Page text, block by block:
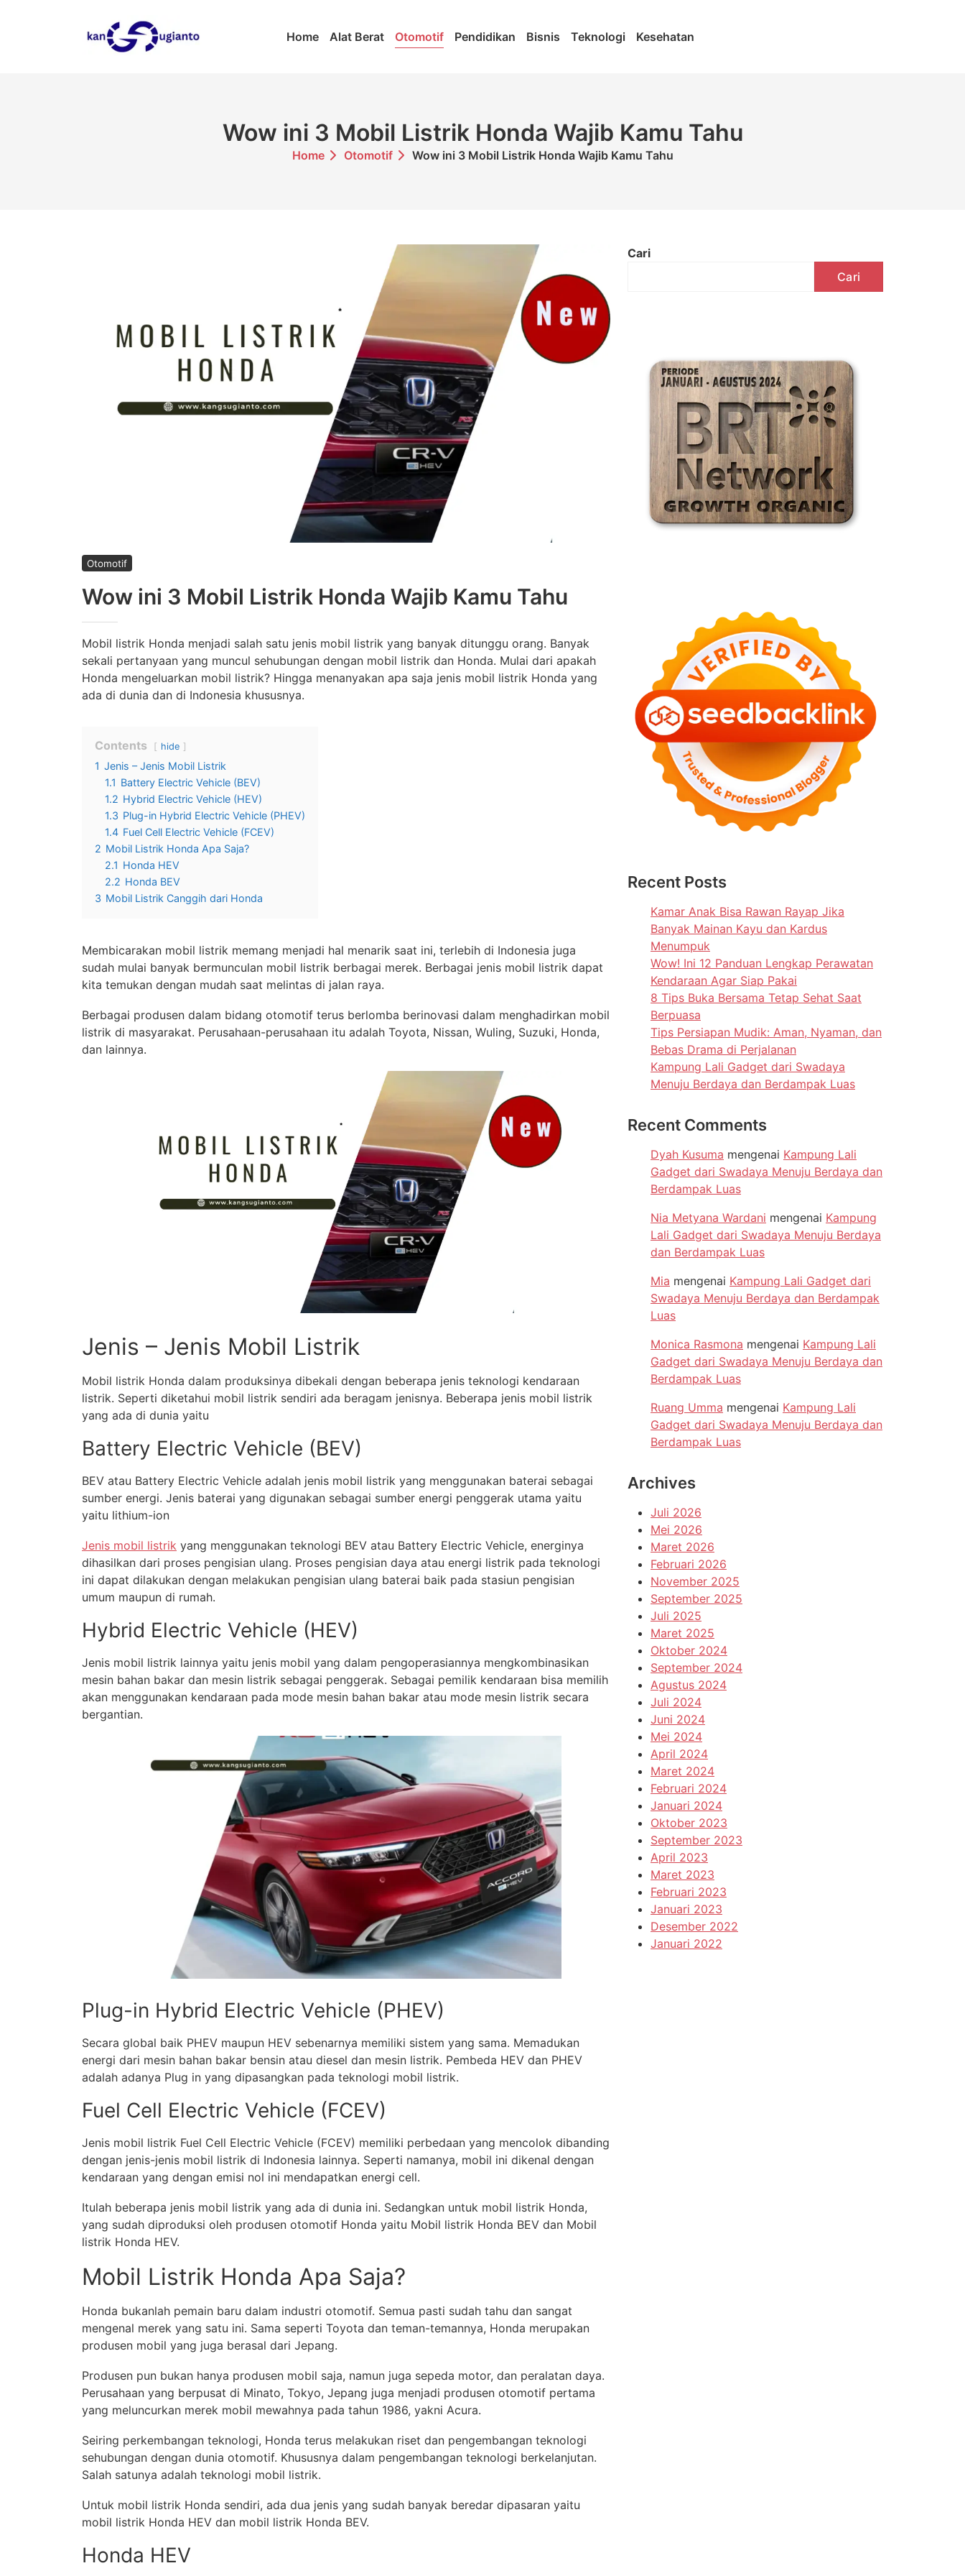
Home Alat Berat Otomotif Pendidikan Bisnis Teknologi Kesehatan
Wow ini 3 Mobil Listrik Honda Wajib Kamu Tahu
Home Otomotif Wow ini 3 Mobil Listrik Honda Wajib Kamu Tahu
Otomotif
Wow ini 3 Mobil Listrik Honda Wajib Kamu Tahu
Mobil listrik Honda menjadi salah satu jenis mobil listrik yang banyak ditunggu orang. Banyak
sekali pertanyaan yang muncul sehubungan dengan mobil listrik dan Honda. Mulai dari apakah
Honda mengeluarkan mobil listrik? Hingga menanyakan apa saja jenis mobil listrik Honda yang
ada di dunia dan di Indonesia khususnya.
Contents hide
1 Jenis – Jenis Mobil Listrik
1.1 Battery Electric Vehicle (BEV)
1.2 Hybrid Electric Vehicle (HEV)
1.3 Plug-in Hybrid Electric Vehicle (PHEV)
1.4 Fuel Cell Electric Vehicle (FCEV)
2 Mobil Listrik Honda Apa Saja?
2.1 Honda HEV
2.2 Honda BEV
3 Mobil Listrik Canggih dari Honda
Membicarakan mobil listrik memang menjadi hal menarik saat ini, terlebih di Indonesia juga
sudah mulai banyak bermunculan mobil listrik berbagai merek. Berbagai jenis mobil listrik dapat
kita temukan dengan mudah saat melintas di jalan raya.
Berbagai produsen dalam bidang otomotif terus berlomba berinovasi dalam menghadirkan mobil
listrik di masyarakat. Perusahaan-perusahaan itu adalah Toyota, Nissan, Wuling, Suzuki, Honda,
dan lainnya.
Jenis – Jenis Mobil Listrik
Mobil listrik Honda dalam produksinya dibekali dengan beberapa jenis teknologi kendaraan
listrik. Seperti diketahui mobil listrik sendiri ada beragam jenisnya. Beberapa jenis mobil listrik
yang ada di dunia yaitu
Battery Electric Vehicle (BEV)
BEV atau Battery Electric Vehicle adalah jenis mobil listrik yang menggunakan baterai sebagai
sumber energi. Jenis baterai yang digunakan sebagai sumber energi penggerak utama yaitu
yaitu lithium-ion
Jenis mobil listrik yang menggunakan teknologi BEV atau Battery Electric Vehicle, energinya
dihasilkan dari proses pengisian ulang. Proses pengisian daya atau energi listrik pada teknologi
ini dapat dilakukan dengan melakukan pengisian ulang baterai baik pada stasiun pengisian
umum maupun di rumah.
Hybrid Electric Vehicle (HEV)
Jenis mobil listrik lainnya yaitu jenis mobil yang dalam pengoperasiannya mengkombinasikan
mesin bahan bakar dan mesin listrik sebagai penggerak. Sebagai pemilik kendaraan bisa memilih
akan menggunakan kendaraan pada mode mesin bahan bakar atau mode mesin listrik secara
bergantian.
Plug-in Hybrid Electric Vehicle (PHEV)
Secara global baik PHEV maupun HEV sebenarnya memiliki sistem yang sama. Memadukan
energi dari mesin bahan bakar bensin atau diesel dan mesin listrik. Pembeda HEV dan PHEV
adalah adanya Plug in yang dipasangkan pada teknologi mobil listrik.
Fuel Cell Electric Vehicle (FCEV)
Jenis mobil listrik Fuel Cell Electric Vehicle (FCEV) memiliki perbedaan yang mencolok dibanding
dengan jenis-jenis mobil listrik di Indonesia lainnya. Seperti namanya, mobil ini dikenal dengan
kendaraan yang dengan emisi nol ini mendapatkan energi cell.
Itulah beberapa jenis mobil listrik yang ada di dunia ini. Sedangkan untuk mobil listrik Honda,
yang sudah diproduksi oleh produsen otomotif Honda yaitu Mobil listrik Honda BEV dan Mobil
listrik Honda HEV.
Mobil Listrik Honda Apa Saja?
Honda bukanlah pemain baru dalam industri otomotif. Semua pasti sudah tahu dan sangat
mengenal merek yang satu ini. Sama seperti Toyota dan teman-temannya, Honda merupakan
produsen mobil yang juga berasal dari Jepang.
Produsen pun bukan hanya produsen mobil saja, namun juga sepeda motor, dan peralatan daya.
Perusahaan yang berpusat di Minato, Tokyo, Jepang juga menjadi produsen otomotif pertama
yang meluncurkan merek mobil mewahnya pada tahun 1986, yakni Acura.
Seiring perkembangan teknologi, Honda terus melakukan riset dan pengembangan teknologi
sehubungan dengan dunia otomotif. Khususnya dalam pengembangan teknologi berkelanjutan.
Salah satunya adalah teknologi mobil listrik.
Untuk mobil listrik Honda sendiri, ada dua jenis yang sudah banyak beredar dipasaran yaitu
mobil listrik Honda HEV dan mobil listrik Honda BEV.
Honda HEV
Cari
Cari
Recent Posts
Kamar Anak Bisa Rawan Rayap Jika
Banyak Mainan Kayu dan Kardus
Menumpuk
Wow! Ini 12 Panduan Lengkap Perawatan
Kendaraan Agar Siap Pakai
8 Tips Buka Bersama Tetap Sehat Saat
Berpuasa
Tips Persiapan Mudik: Aman, Nyaman, dan
Bebas Drama di Perjalanan
Kampung Lali Gadget dari Swadaya
Menuju Berdaya dan Berdampak Luas
Recent Comments
Dyah Kusuma mengenai Kampung Lali
Gadget dari Swadaya Menuju Berdaya dan
Berdampak Luas
Nia Metyana Wardani mengenai Kampung
Lali Gadget dari Swadaya Menuju Berdaya
dan Berdampak Luas
Mia mengenai Kampung Lali Gadget dari
Swadaya Menuju Berdaya dan Berdampak
Luas
Monica Rasmona mengenai Kampung Lali
Gadget dari Swadaya Menuju Berdaya dan
Berdampak Luas
Ruang Umma mengenai Kampung Lali
Gadget dari Swadaya Menuju Berdaya dan
Berdampak Luas
Archives
Juli 2026
Mei 2026
Maret 2026
Februari 2026
November 2025
September 2025
Juli 2025
Maret 2025
Oktober 2024
September 2024
Agustus 2024
Juli 2024
Juni 2024
Mei 2024
April 2024
Maret 2024
Februari 2024
Januari 2024
Oktober 2023
September 2023
April 2023
Maret 2023
Februari 2023
Januari 2023
Desember 2022
Januari 2022